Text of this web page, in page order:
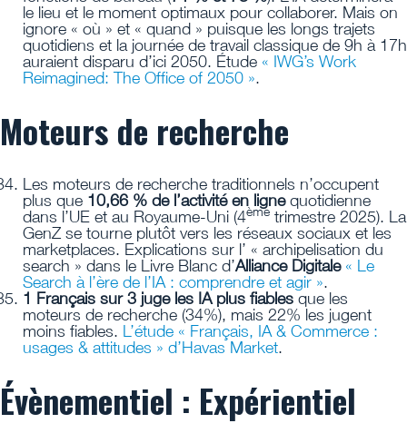
le lieu et le moment optimaux pour collaborer. Mais on
ignore « où » et « quand » puisque les longs trajets
quotidiens et la journée de travail classique de 9h à 17h
auraient disparu d’ici 2050. Étude « IWG’s Work
Reimagined: The Office of 2050 ».
Moteurs de recherche
Les moteurs de recherche traditionnels n’occupent
plus que 10,66 % de l’activité en lignequotidienne
dans l’UE et au Royaume-Uni (4ème trimestre 2025). La
GenZ se tourne plutôt vers les réseaux sociaux et les
marketplaces. Explications sur l’ « archipelisation du
search » dans le Livre Blanc d’Alliance Digitale « Le
Search à l’ère de l’IA : comprendre et agir ».
1 Français sur 3 juge les IA plus fiables que les
moteurs de recherche (34%), mais 22% les jugent
moins fiables. L’étude « Français, IA & Commerce :
usages & attitudes » d’Havas Market.
Évènementiel : Expérientiel